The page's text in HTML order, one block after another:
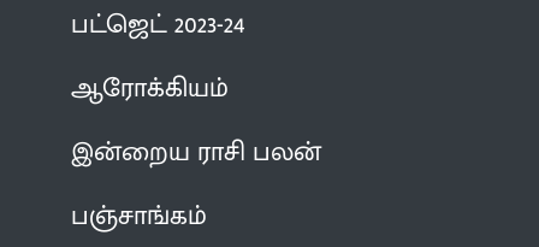
பட்ஜெட் 2023-24
ஆரோக்கியம்
இன்றைய ராசி பலன்
பஞ்சாங்கம்